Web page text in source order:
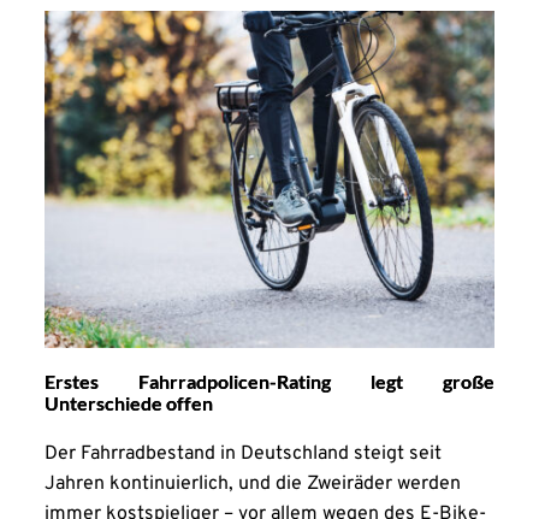
Erstes Fahrradpolicen-Rating legt große
Unterschiede offen
Der Fahrradbestand in Deutschland steigt seit
Jahren kontinuierlich, und die Zweiräder werden